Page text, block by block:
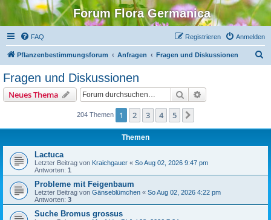
Forum Flora Germanica
FAQ Anmelden
Registrieren
Pflanzenbestimmungsforum Anfragen Fragen und Diskussionen
Fragen und Diskussionen
Neues Thema Suche
204 Themen 1 2 3 4 5
Themen
Lactuca
Letzter Beitrag von Kraichgauer « So Aug 02, 2026 9:47 pm
Antworten: 1
Probleme mit Feigenbaum
Letzter Beitrag von Gänseblümchen « So Aug 02, 2026 4:22 pm
Antworten: 3
Suche Bromus grossus